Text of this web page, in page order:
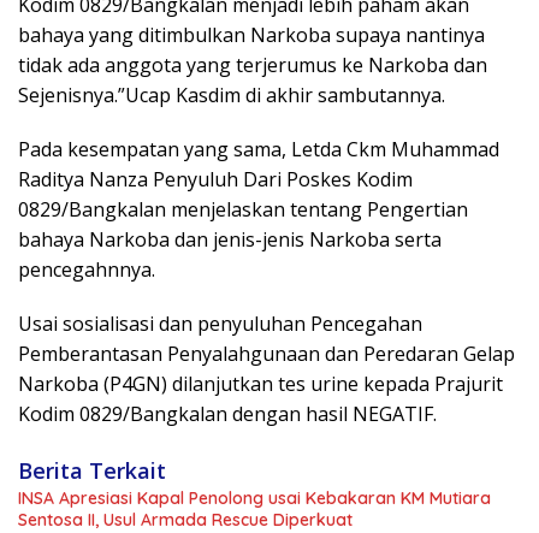
bahaya yang ditimbulkan Narkoba supaya nantinya
tidak ada anggota yang terjerumus ke Narkoba dan
Sejenisnya.”Ucap Kasdim di akhir sambutannya.
Pada kesempatan yang sama, Letda Ckm Muhammad
Raditya Nanza Penyuluh Dari Poskes Kodim
0829/Bangkalan menjelaskan tentang Pengertian
bahaya Narkoba dan jenis-jenis Narkoba serta
pencegahnnya.
Usai sosialisasi dan penyuluhan Pencegahan
Pemberantasan Penyalahgunaan dan Peredaran Gelap
Narkoba (P4GN) dilanjutkan tes urine kepada Prajurit
Kodim 0829/Bangkalan dengan hasil NEGATIF.
Berita Terkait
INSA Apresiasi Kapal Penolong usai Kebakaran KM Mutiara
Sentosa II, Usul Armada Rescue Diperkuat